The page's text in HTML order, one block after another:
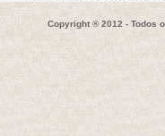
Copyright ® 2012 - Todos